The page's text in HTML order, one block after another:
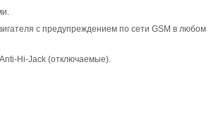
с предупреждением по сети GSM в любом
Hi-Jack (отключаемые).